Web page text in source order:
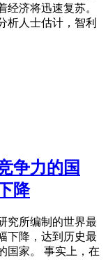
济将迅速复苏。
析人士估计，智利
争力的国
降
究所编制的世界最
下降，达到历史最
国家。 事实上，在